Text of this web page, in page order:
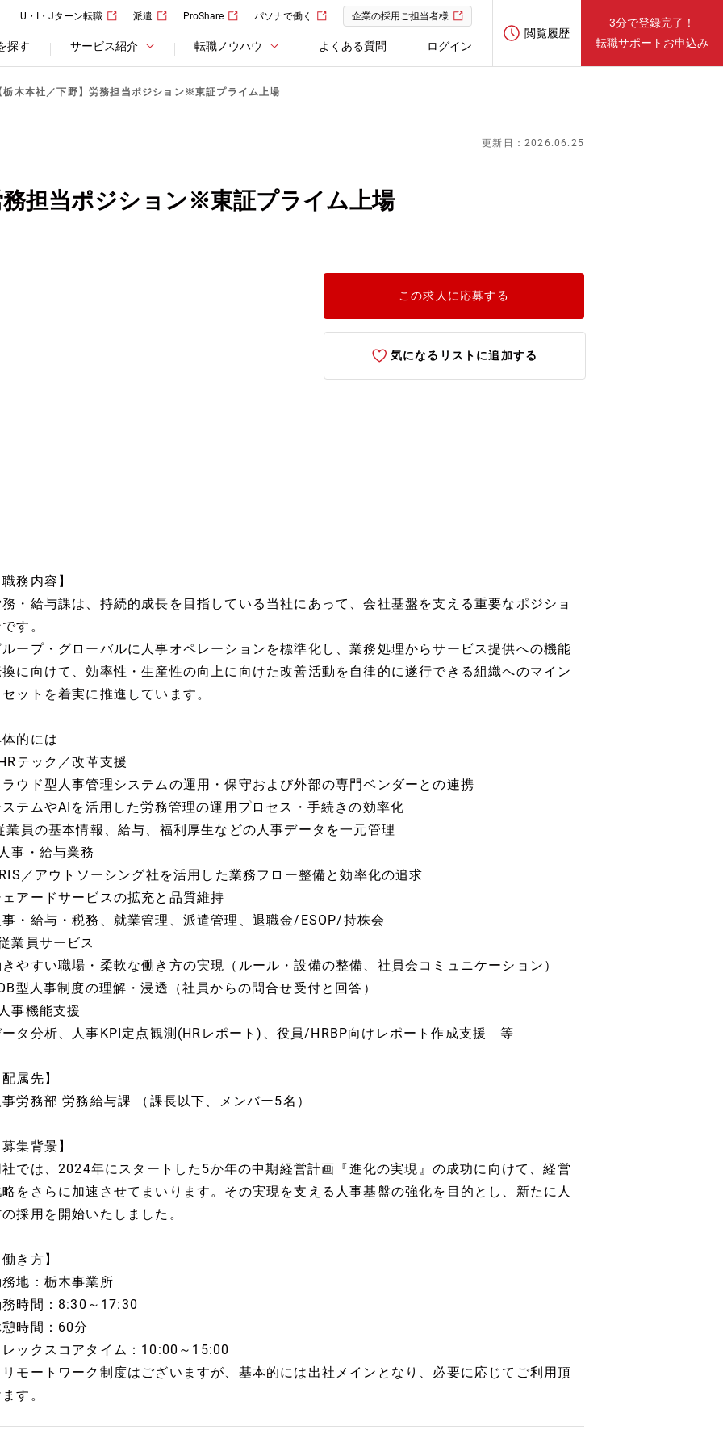
U・I・Jターン転職 派遣 ProShare パソナで働く 企業の採用ご担当者様
探す サービス紹介 転職ノウハウ よくある質問 ログイン
閲覧履歴
3分で登録完了！
転職サポートお申込み
栃木本社／下野】労務担当ポジション※東証プライム上場
更新日：2026.06.25
担当ポジション※東証プライム上場
この求人に応募する
気になるリストに追加する
務内容】
・給与課は、持続的成長を目指している当社にあって、会社基盤を支える重要なポジショ
す。
ープ・グローバルに人事オペレーションを標準化し、業務処理からサービス提供への機能
に向けて、効率性・生産性の向上に向けた改善活動を自律的に遂行できる組織へのマイン
ットを着実に推進しています。
的には
テック／改革支援
ウド型人事管理システムの運用・保守および外部の専門ベンダーとの連携
テムやAIを活用した労務管理の運用プロセス・手続きの効率化
業員の基本情報、給与、福利厚生などの人事データを一元管理
事・給与業務
／アウトソーシング社を活用した業務フロー整備と効率化の追求
アードサービスの拡充と品質維持
事・給与・税務、就業管理、派遣管理、退職金/ESOP/持株会
業員サービス
やすい職場・柔軟な働き方の実現（ルール・設備の整備、社員会コミュニケーション）
型人事制度の理解・浸透（社員からの問合せ受付と回答）
事機能支援
ータ分析、人事KPI定点観測(HRレポート)、役員/HRBP向けレポート作成支援 等
属先】
労務部 労務給与課 （課長以下、メンバー5名）
集背景】
社では、2024年にスタートした5か年の中期経営計画『進化の実現』の成功に向けて、経営
をさらに加速させてまいります。その実現を支える人事基盤の強化を目的とし、新たに人
採用を開始いたしました。
き方】
地：栃木事業所
務時間：8:30～17:30
時間：60分
レックスコアタイム：10:00～15:00
モートワーク制度はございますが、基本的には出社メインとなり、必要に応じてご利用頂
す。